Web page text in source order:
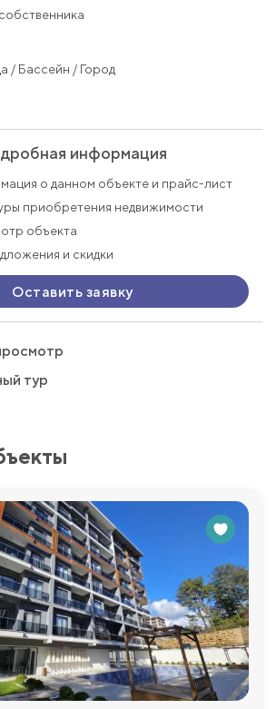
/ Бассейн / Город
информация
о данном объекте и прайс-лист
приобретения недвижимости
объекта
и скидки
Оставить заявку
тур